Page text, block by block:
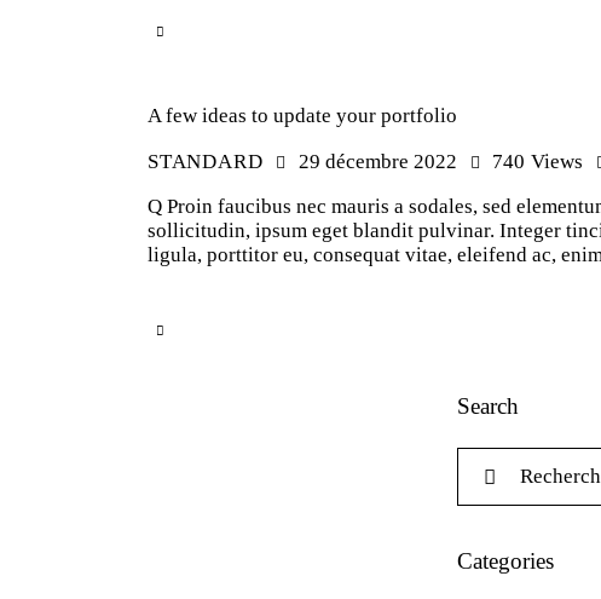
A few ideas to update your portfolio
STANDARD 29 décembre 2022 740 Views
Q Proin faucibus nec mauris a sodales, sed
sollicitudin, ipsum eget blandit pulvinar. Integer
ligula, porttitor eu, consequat vitae, eleifend ac,
Search
Categories